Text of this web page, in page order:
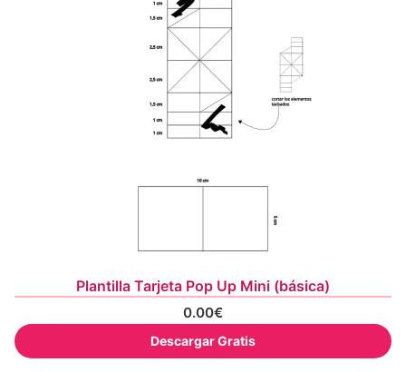
Plantilla Tarjeta Pop Up Mini (básica)
0.00€
Descargar Gratis